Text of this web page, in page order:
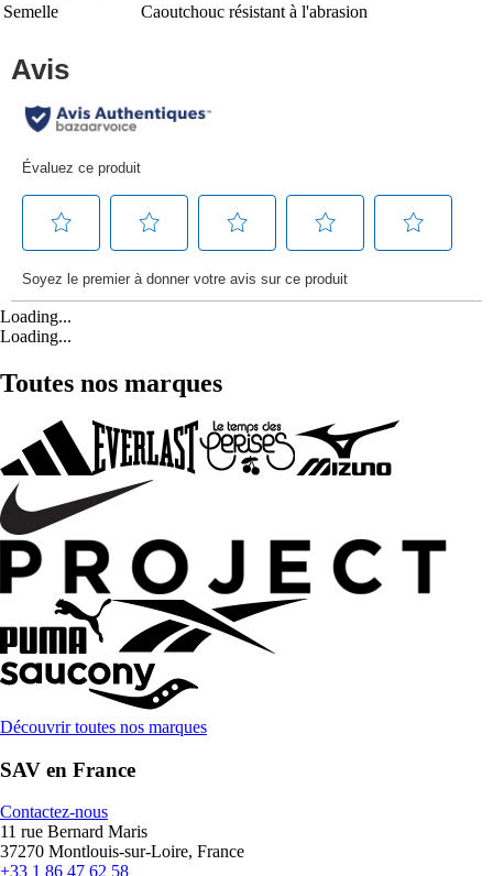
Semelle
Caoutchouc résistant à l'abrasion
Loading...
Loading...
Toutes nos marques
Découvrir toutes nos marques
SAV en France
Contactez-nous
11 rue Bernard Maris
37270 Montlouis-sur-Loire, France
+33 1 86 47 62 58